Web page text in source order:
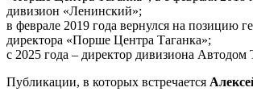
дивизион «Ленинский»;
в феврале 2019 года вернулся на позицию
директора «Порше Центра Таганка»;
с 2025 года – директор дивизиона Автодом
Публикации, в которых встречается